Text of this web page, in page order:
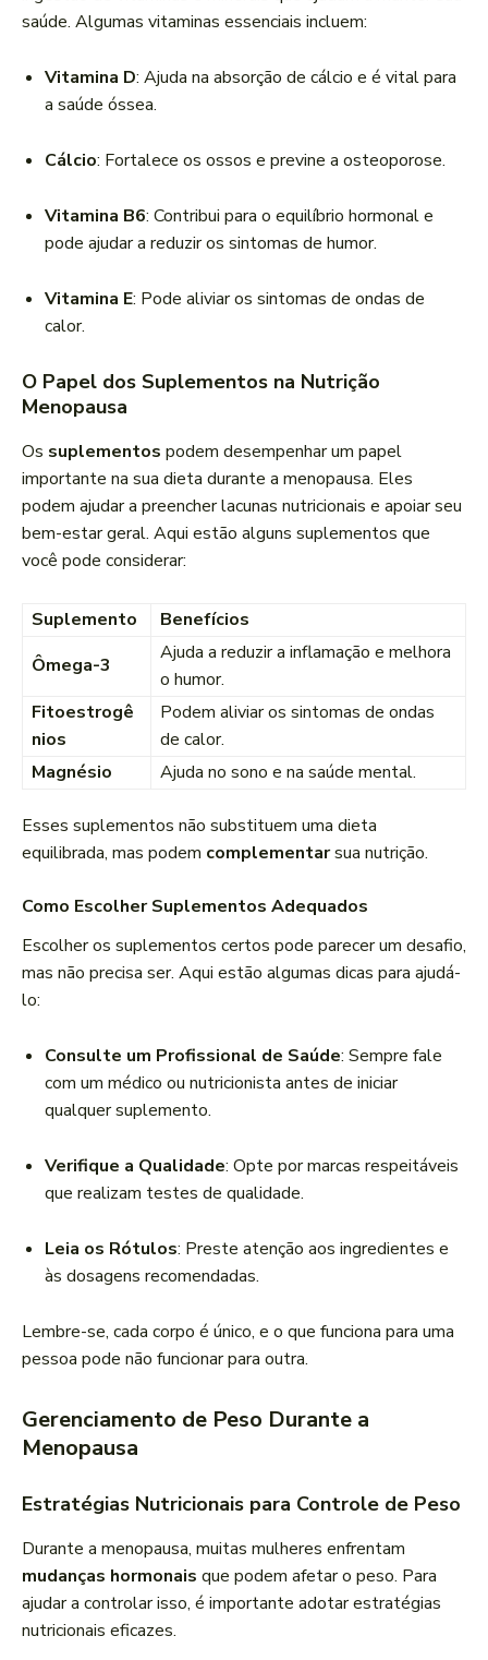
saúde. Algumas vitaminas essenciais incluem:
Vitamina D: Ajuda na absorção de cálcio e é vital para
a saúde óssea.
Cálcio: Fortalece os ossos e previne a osteoporose.
Vitamina B6: Contribui para o equilíbrio hormonal e
pode ajudar a reduzir os sintomas de humor.
Vitamina E: Pode aliviar os sintomas de ondas de
calor.
O Papel dos Suplementos na Nutrição
Menopausa
Os suplementos podem desempenhar um papel
importante na sua dieta durante a menopausa. Eles
podem ajudar a preencher lacunas nutricionais e apoiar seu
bem-estar geral. Aqui estão alguns suplementos que
você pode considerar:
Suplemento
Benefícios
Ômega-3
Ajuda a reduzir a inflamação e melhora
o humor.
Fitoestrogê
nios
Podem aliviar os sintomas de ondas
de calor.
Magnésio
Ajuda no sono e na saúde mental.
Esses suplementos não substituem uma dieta
equilibrada, mas podem complementarsua nutrição.
Como Escolher Suplementos Adequados
Escolher os suplementos certos pode parecer um desafio,
mas não precisa ser. Aqui estão algumas dicas para ajudá-
lo:
Consulte um Profissional de Saúde: Sempre fale
com um médico ou nutricionista antes de iniciar
qualquer suplemento.
Verifique a Qualidade: Opte por marcas respeitáveis
que realizam testes de qualidade.
Leia os Rótulos: Preste atenção aos ingredientes e
às dosagens recomendadas.
Lembre-se, cada corpo é único, e o que funciona para uma
pessoa pode não funcionar para outra.
Gerenciamento de Peso Durante a
Menopausa
Estratégias Nutricionais para Controle de Peso
Durante a menopausa, muitas mulheres enfrentam
mudanças hormonais que podem afetar o peso. Para
ajudar a controlar isso, é importante adotar estratégias
nutricionais eficazes.